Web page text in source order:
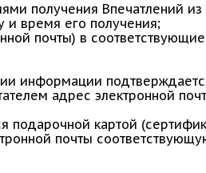
получения Впечатлений из
и время его получения;
почты) в соответствующие
информации
адрес электронной
подарочной картой
почты